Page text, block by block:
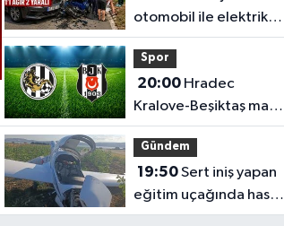
otomobil ile elektrikli
araç çarpıştı: 1'i ağır 2
yaralı
Spor
20:00
Kralove-Beşiktaş maçı
hangi kanalda kaçta?
Gündem
19:50Sert iniş yapan
eğitim uçağında hasar
oluştu